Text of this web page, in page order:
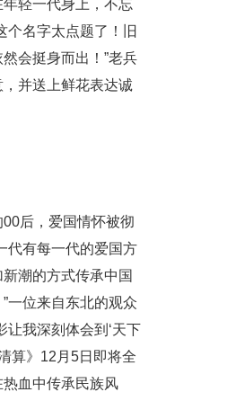
轻一代身上，不忘
个名字太点题了！旧
会挺身而出！”老兵
并送上鲜花表达诚
后，爱国情怀被彻
代有每一代的爱国方
潮的方式传承中国
一位来自东北的观众
我深刻体会到‘天下
算》12月5日即将全
血中传承民族风